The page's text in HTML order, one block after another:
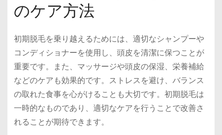
のケア方法
初期脱毛を乗り越えるためには、適切なシャンプーや
コンディショナーを使用し、頭皮を清潔に保つことが
重要です。また、マッサージや頭皮の保湿、栄養補給
などのケアも効果的です。ストレスを避け、バランス
の取れた食事を心がけることも大切です。初期脱毛は
一時的なものであり、適切なケアを行うことで改善さ
れることが期待できます。